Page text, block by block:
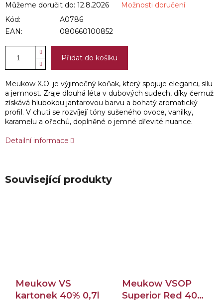
Můžeme doručit do: 12.8.2026
Možnosti doručení
Kód:
A0786
EAN:
080660100852
Přidat do košíku
Meukow X.O. je výjimečný koňak, který spojuje eleganci, sílu
a jemnost. Zraje dlouhá léta v dubových sudech, díky čemuž
získává hlubokou jantarovou barvu a bohatý aromatický
profil. V chuti se rozvíjejí tóny sušeného ovoce, vanilky,
karamelu a ořechů, doplněné o jemné dřevité nuance.
Detailní informace
Související produkty
Meukow VS
kartonek 40% 0,7l
Meukow VSOP
Superior Red 40%